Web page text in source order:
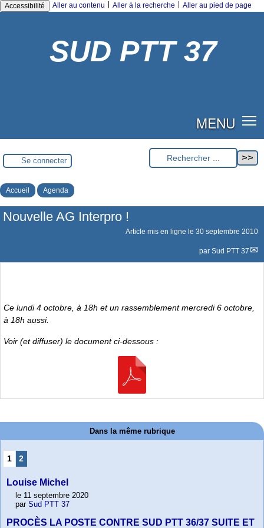
Accessibilité Aller au contenu Aller à la recherche Aller au pied de page
SUD PTT 37
MENU
Se connecter
Accueil Agenda
Nouvelle AG Interpro !
Article mis en ligne le 30 septembre 2010
par Sud PTT 37
Ce lundi 4 octobre, à 18h et un rassemblement mercredi 6 octobre,
à 18h aussi.
Voir (et diffuser) le document ci-dessous :
Dans la même rubrique
1 2
Louise Michel
le 11 septembre 2020
par Sud PTT 37
PROCÈS LA POSTE CONTRE SUD PTT 36/37 SUITE ET